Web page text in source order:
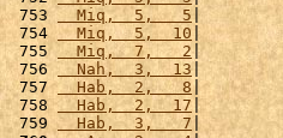
753
  Miq,  5,   5
754
  Miq,  5,  10
755
  Miq,  7,   2
756
  Nah,  3,  13
|
757
  Hab,  2,   8
|
758
  Hab,  2,  17
|
759
  Hab,  3,   7